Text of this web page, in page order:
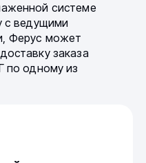
системе
с ведущими
Ферус может
заказа
по одному из